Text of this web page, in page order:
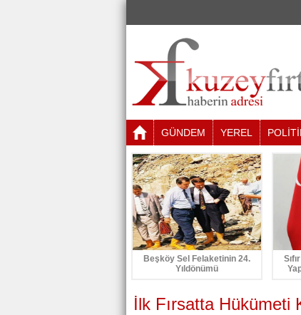
GÜNDEM YEREL
Beşköy Sel Felaketinin 24.
Yıldönümü
İlk Fırsatta Hükümeti